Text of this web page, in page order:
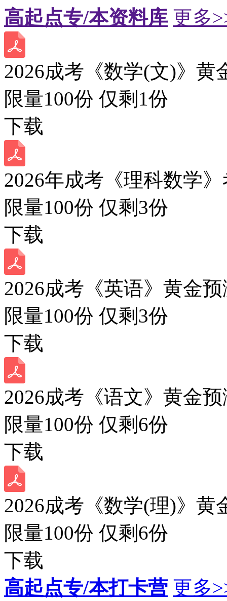
高起点专/本资料库 更多
2026成考《数学(文)》黄
限量100份 仅剩 1份
下载
2026年成考《理科数学
限量100份 仅剩 3份
下载
2026成考《英语》黄金
限量100份 仅剩 3份
下载
2026成考《语文》黄金
限量100份 仅剩 6份
下载
2026成考《数学(理)》黄
限量100份 仅剩 6份
下载
高起点专/本打卡营 更多